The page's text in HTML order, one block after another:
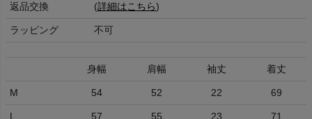
返品交換 (詳細はこちら)
ラッピング 不可
身幅 肩幅 袖丈 着丈
M 54 52 22 69
L 57 55 23 71